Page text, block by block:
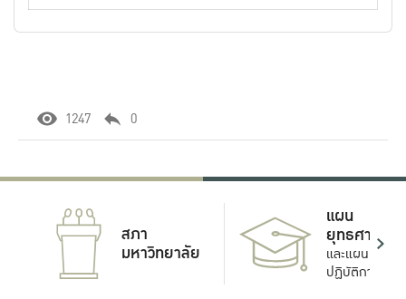
1247 0
สภา
มหาวิทยาลัย
แผน
ยุทธศาสตร์
และแผน
ปฏิบัติการ